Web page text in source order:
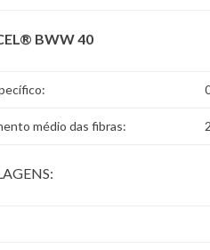
BWW 40
médio das fibras: